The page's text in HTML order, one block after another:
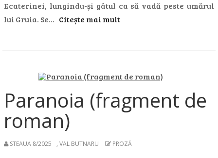
Ecaterinei, lungindu-și gâtul ca să vadă peste umărul
lui Gruia. Se… Citește mai mult
Paranoia (fragment de
roman)
STEAUA 8/2025 , VAL BUTNARU PROZĂ